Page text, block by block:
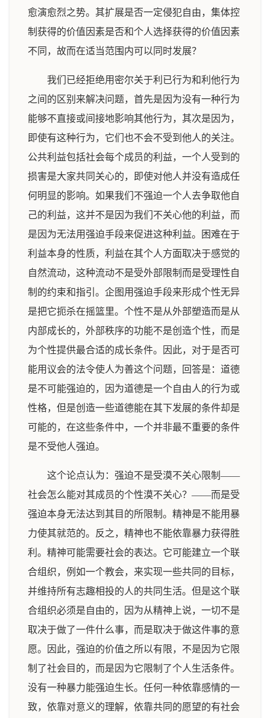
愈演愈烈之势。其扩展是否一定侵犯自由，集体控
制获得的价值因素是否和个人选择获得的价值因素
不同，故而在适当范围内可以同时发展？
我们已经拒绝用密尔关于利已行为和利他行为
之间的区别来解决问题，首先是因为没有一种行为
能够不直接或间接地影响其他行为，其次是因为，
即使有这种行为，它们也不会不受到他人的关注。
公共利益包括社会每个成员的利益，一个人受到的
损害是大家共同关心的，即使对他人并没有造成任
何明显的影响。如果我们不强迫一个人去争取他自
己的利益，这并不是因为我们不关心他的利益，而
是因为无法用强迫手段来促进这种利益。困难在于
利益本身的性质，利益在其个人方面取决于感觉的
自然流动，这种流动不是受外部限制而是受理性自
制的约束和指引。企图用强迫手段来形成个性无异
是把它扼杀在摇篮里。个性不是从外部塑造而是从
内部成长的，外部秩序的功能不是创造个性，而是
为个性提供最合适的成长条件。因此，对于是否可
能用议会的法令使人为善这个问题，回答是：道德
是不可能强迫的，因为道德是一个自由人的行为或
性格，但是创造一些道德能在其下发展的条件却是
可能的，在这些条件中，一个并非最不重要的条件
是不受他人强迫。
这个论点认为：强迫不是受漠不关心限制——
社会怎么能对其成员的个性漠不关心？——而是受
强迫本身无法达到其目的所限制。精神是不能用暴
力使其就范的。反之，精神也不能依靠暴力获得胜
利。精神可能需要社会的表达。它可能建立一个联
合组织，例如一个教会，来实现一些共同的目标，
并维持所有志趣相投的人的共同生活。但是这个联
合组织必须是自由的，因为从精神上说，一切不是
取决于做了一件什么事，而是取决于做这件事的意
愿。因此，强迫的价值之所以有限，不是因为它限
制了社会目的，而是因为它限制了个人生活条件。
没有一种暴力能强迫生长。任何一种依靠感情的一
致，依靠对意义的理解，依靠共同的愿望的有社会